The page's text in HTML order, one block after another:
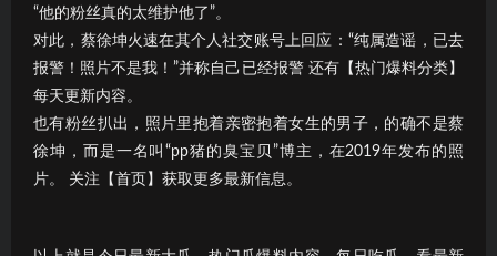
“他的粉丝真的太维护他了”。
对此，蔡徐坤火速在其个人社交账号上回应：“纯属造谣，已去
报警！照片不是我！”并称自己已经报警 还有【热门爆料分类】
每天更新内容。
也有粉丝扒出，照片里抱着亲密抱着女生的男子，的确不是蔡
徐坤，而是一名叫“pp猪的臭宝贝”博主，在2019年发布的照
片。 关注【首页】获取更多最新信息。